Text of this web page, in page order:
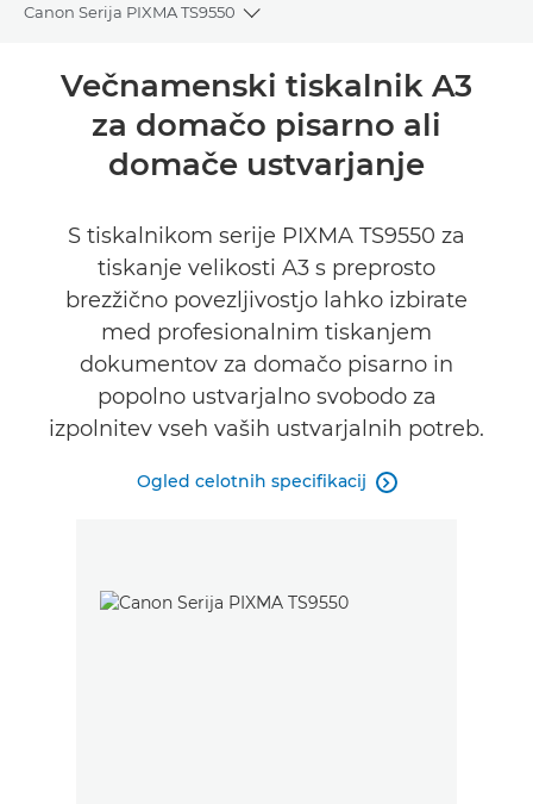
Canon Serija PIXMA TS9550
Toggle breadcrumbs
Pregled
Tehnični podatki
NAKUP ČRNILA
Večnamenski tiskalnik A3
za domačo pisarno ali
domače ustvarjanje
S tiskalnikom serije PIXMA TS9550 za
tiskanje velikosti A3 s preprosto
brezžično povezljivostjo lahko izbirate
med profesionalnim tiskanjem
dokumentov za domačo pisarno in
popolno ustvarjalno svobodo za
izpolnitev vseh vaših ustvarjalnih potreb.
Ogled celotnih specifikacij 